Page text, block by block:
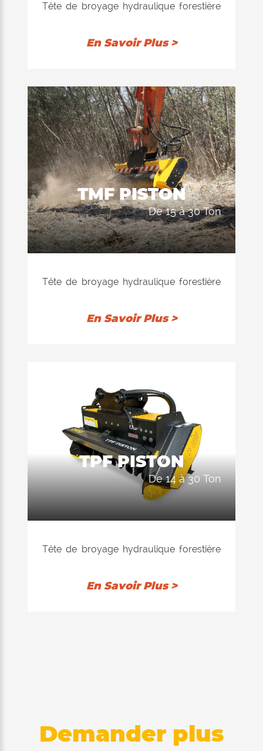
Tête de broyage hydraulique forestière
Conçue spécialement pour les travaux
diamètre du tronc.
En Savoir Plus >
TMF PISTON
de 15 à 30 Ton
Tête de broyage hydraulique forestière
Conçue spécialement pour les travaux
En Savoir Plus >
TPF PISTON
de 14 à 30 Ton
Tête de broyage hydraulique forestière
Conçue spécialement pour les travaux
En Savoir Plus >
Demander plus